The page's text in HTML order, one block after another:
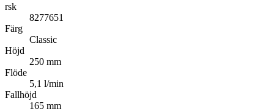
rsk
8277651
Färg
Classic
Höjd
250 mm
Flöde
5,1 l/min
Fallhöjd
165 mm